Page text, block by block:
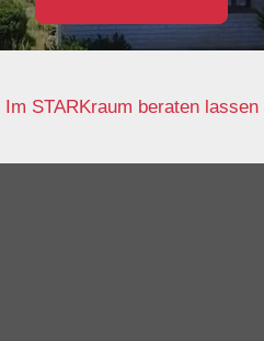
Im STARKraum beraten lassen